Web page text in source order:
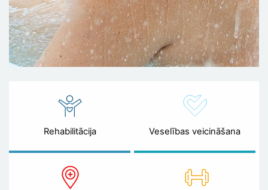
Rehabilitācija Veselības veicināšana